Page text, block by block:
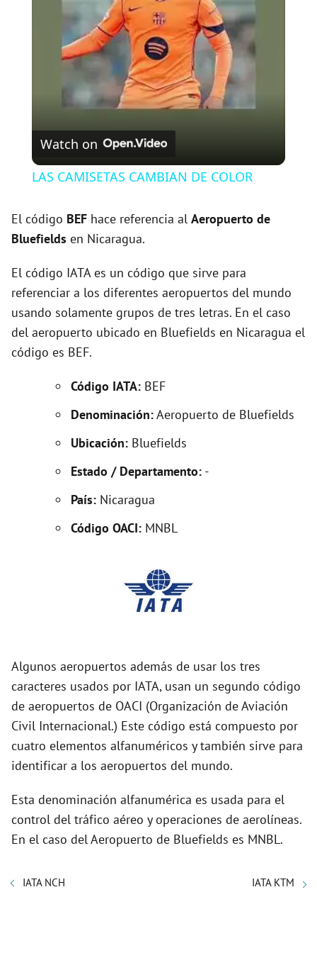
a
y
V
i
d
o
Watch on
LAS CAMISETAS CAMBIAN DE COLOR
El código BEF hace referencia al Aeropuerto de
Bluefields en Nicaragua.
El código IATA es un código que sirve para
referenciar a los diferentes aeropuertos del mundo
usando solamente grupos de tres letras. En el caso
del aeropuerto ubicado en Bluefields en Nicaragua el
código es BEF.
Código IATA: BEF
Denominación:Aeropuerto de Bluefields
Ubicación: Bluefields
Estado / Departamento: -
País: Nicaragua
Código OACI: MNBL
Algunos aeropuertos además de usar los tres
caracteres usados por IATA, usan un segundo código
de aeropuertos de OACI (Organización de Aviación
Civil Internacional.) Este código está compuesto por
cuatro elementos alfanuméricos y también sirve para
identificar a los aeropuertos del mundo.
Esta denominación alfanumérica es usada para el
control del tráfico aéreo y operaciones de aerolíneas.
En el caso del Aeropuerto de Bluefields es MNBL.
IATA NCH IATA KTM